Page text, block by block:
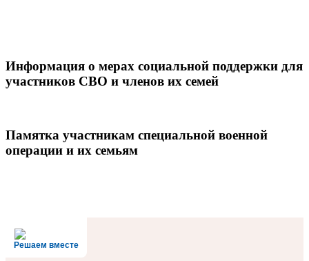
Информация о мерах социальной поддержки для
участников СВО и членов их семей
Памятка участникам специальной военной
операции и их семьям
Решаем вместе